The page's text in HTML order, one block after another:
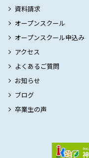
資料請求
オープンスクール
オープンスクール申込み
アクセス
よくあるご質問
お知らせ
ブログ
卒業生の声